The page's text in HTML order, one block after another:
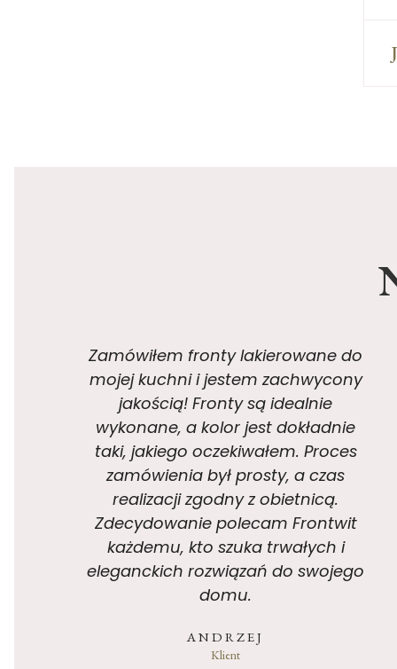
Fronty meblowe na wymiar, które
zamówiłem w Frontwit, idealnie
pasują do mojego projektu. Obsługa
klienta była bardzo pomocna w
odpowiedzi na wszystkie moje
pytania, a dostawa odbyła się bez
problemów. Jestem bardzo
zadowolony z zakupów i na pewno
wrócę tutaj w przyszłości.
TOMASZ